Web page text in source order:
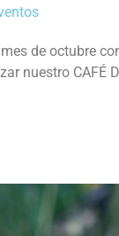
de octubre
nuestro CAFÉ